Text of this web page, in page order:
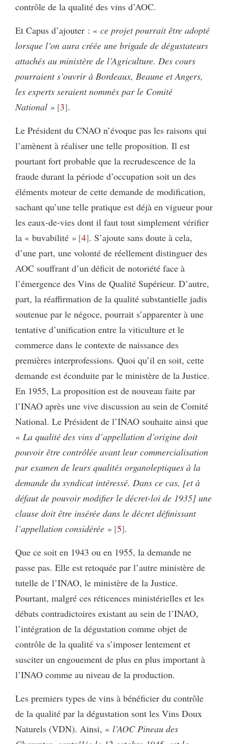
contrôle de la qualité des vins d’AOC.
Et Capus d’ajouter : « ce projet pourrait être adopté
lorsque l’on aura créée une brigade de dégustateurs
attachés au ministère de l’Agriculture. Des cours
pourraient s’ouvrir à Bordeaux, Beaune et Angers,
les experts seraient nommés par le Comité
National » 3 .
Le Président du CNAO n’évoque pas les raisons qui
l’amènent à réaliser une telle proposition. Il est
pourtant fort probable que la recrudescence de la
fraude durant la période d’occupation soit un des
éléments moteur de cette demande de modification,
sachant qu’une telle pratique est déjà en vigueur pour
les eaux-de-vies dont il faut tout simplement vérifier
la « buvabilité » 4 . S’ajoute sans doute à cela,
d’une part, une volonté de réellement distinguer des
AOC souffrant d’un déficit de notoriété face à
l’émergence des Vins de Qualité Supérieur. D’autre,
part, la réaffirmation de la qualité substantielle jadis
soutenue par le négoce, pourrait s’apparenter à une
tentative d’unification entre la viticulture et le
commerce dans le contexte de naissance des
premières interprofessions. Quoi qu’il en soit, cette
demande est éconduite par le ministère de la Justice.
En 1955, La proposition est de nouveau faite par
l’INAO après une vive discussion au sein de Comité
National. Le Président de l’INAO souhaite ainsi que
« La qualité des vins d’appellation d’origine doit
pouvoir être contrôlée avant leur commercialisation
par examen de leurs qualités organoleptiques à la
demande du syndicat intéressé. Dans ce cas, [et à
défaut de pouvoir modifier le décret-loi de 1935] une
clause doit être insérée dans le décret définissant
l’appellation considérée » 5 .
Que ce soit en 1943 ou en 1955, la demande ne
passe pas. Elle est retoquée par l’autre ministère de
tutelle de l’INAO, le ministère de la Justice.
Pourtant, malgré ces réticences ministérielles et les
débats contradictoires existant au sein de l’INAO,
l’intégration de la dégustation comme objet de
contrôle de la qualité va s’imposer lentement et
susciter un engouement de plus en plus important à
l’INAO comme au niveau de la production.
Les premiers types de vins à bénéficier du contrôle
de la qualité par la dégustation sont les Vins Doux
Naturels (VDN). Ainsi, « l’AOC Pineau des